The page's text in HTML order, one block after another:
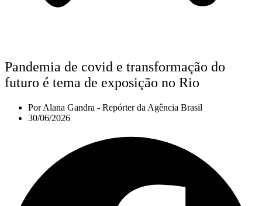
Pandemia de covid e transformação do
futuro é tema de exposição no Rio
PorAlana Gandra - Repórter da Agência Brasil
30/06/2026